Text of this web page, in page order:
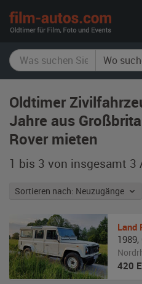
Oldtimer
Jahre aus
Rover mieten
1 bis 3 von insgesamt 3
Sortieren nach: Neuzugänge
Land
1989,
420